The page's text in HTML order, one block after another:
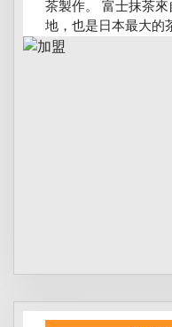
茶製作。 富士抹茶
地，也是日本最大的